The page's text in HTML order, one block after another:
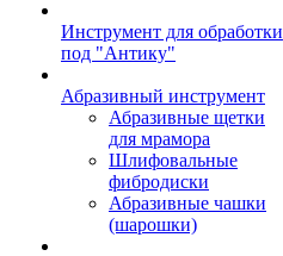
Инструмент для обработки
под "Антику"
Абразивный инструмент
Абразивные щетки
для мрамора
Шлифовальные
фибродиски
Абразивные чашки
(шарошки)